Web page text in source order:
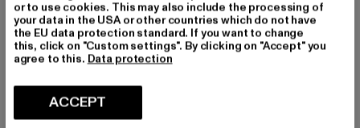
or to use cookies. This may also include the processing of
your data in the USA or other countries which do not have
the EU data protection standard. If you want to change
this, click on "Custom settings". By clicking on "Accept" you
agree to this. Data protection
ACCEPT